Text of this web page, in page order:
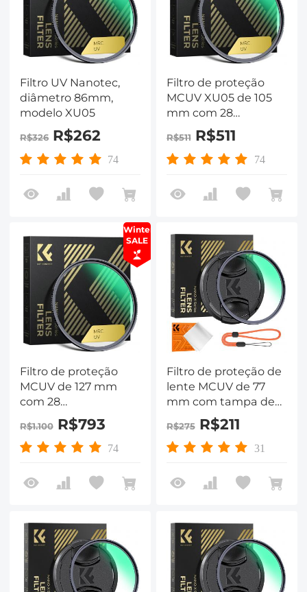
Filtro UV Nanotec,
diâmetro 86mm,
modelo XU05
R$326R$262
74
Filtro de proteção
MCUV XU05 de 105
mm com 28
revestimentos
multicamadas
HD/hidrofóbico/
ultrafino para lente
de câmera de 105
R$511R$511
74
Winter
SALE
Filtro de proteção
MCUV de 127 mm
com 28
revestimentos
multicamadas Filtro
UV
a arranhões/ultrafino
para lentes de
R$1.100R$793
74
Filtro de proteção de
lente MCUV de 77
mm com tampa de
filtro Pano de
limpeza Vidro óptico
Ultra fino 28
multicamadas Série
Nano-Xcel
R$275R$211
31